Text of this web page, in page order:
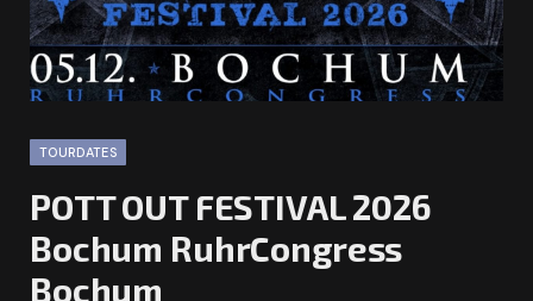
TOURDATES
POTT OUT FESTIVAL 2026
Bochum RuhrCongress
Bochum